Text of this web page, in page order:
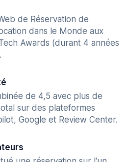
de Réservation de
dans le Monde aux
Awards (durant 4 années
de 4,5 avec plus de
sur des plateformes
Google et Review Center.